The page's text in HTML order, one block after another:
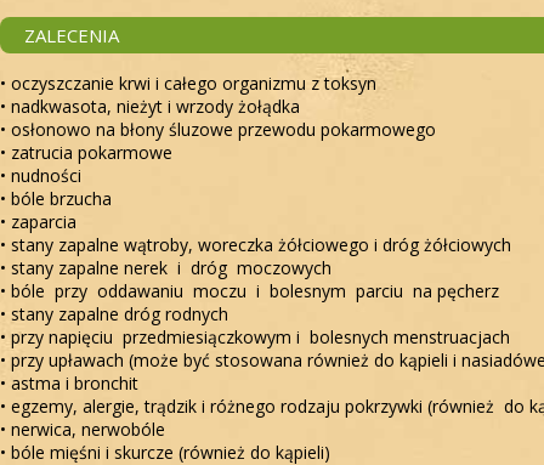
ZALECENIA
• oczyszczanie krwi i całego organizmu z toksyn
• nadkwasota, nieżyt i wrzody żołądka
• osłonowo na błony śluzowe przewodu pokarmowego
• zatrucia pokarmowe
• nudności
• bóle brzucha
• zaparcia
• stany zapalne wątroby, woreczka żółciowego i dróg żółciowych
• stany zapalne nerek i dróg moczowych
• bóle przy oddawaniu moczu i bolesnym parciu na pęcherz
• stany zapalne dróg rodnych
• przy napięciu przedmiesiączkowym i bolesnych menstruacjach
• przy upławach (może być stosowana również do kąpieli i
• astma i bronchit
• egzemy, alergie, trądzik i różnego rodzaju pokrzywki (również do
• nerwica, nerwobóle
• bóle mięśni i skurcze (również do kąpieli)